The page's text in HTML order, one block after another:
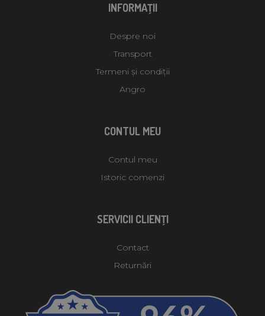
INFORMAŢII
Despre noi
Transport
Termeni și condiții
Angro
CONTUL MEU
Contul meu
Istoric comenzi
SERVICII CLIENŢI
Contact
Returnări